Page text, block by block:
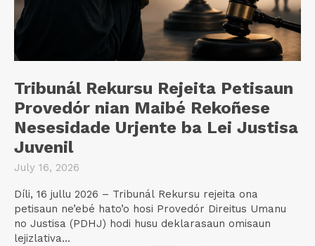
Tribunál Rekursu Rejeita Petisaun
Provedór nian Maibé Rekoñese
Nesesidade Urjente ba Lei Justisa
Juvenil
July 16, 2026
Díli, 16 jullu 2026 – Tribunál Rekursu rejeita ona
petisaun ne’ebé hato’o hosi Provedór Direitus Umanu
no Justisa (PDHJ) hodi husu deklarasaun omisaun
lejizlativa...